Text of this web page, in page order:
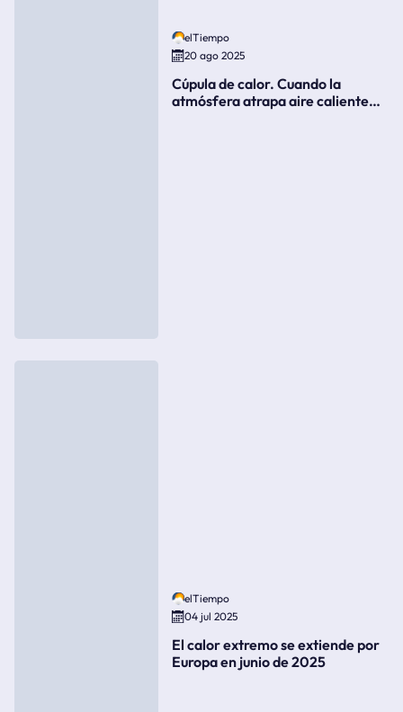
elTiempo
20 ago 2025
Cúpula de calor. Cuando la
atmósfera atrapa aire caliente
elTiempo
04 jul 2025
El calor extremo se extiende por
Europa en junio de 2025